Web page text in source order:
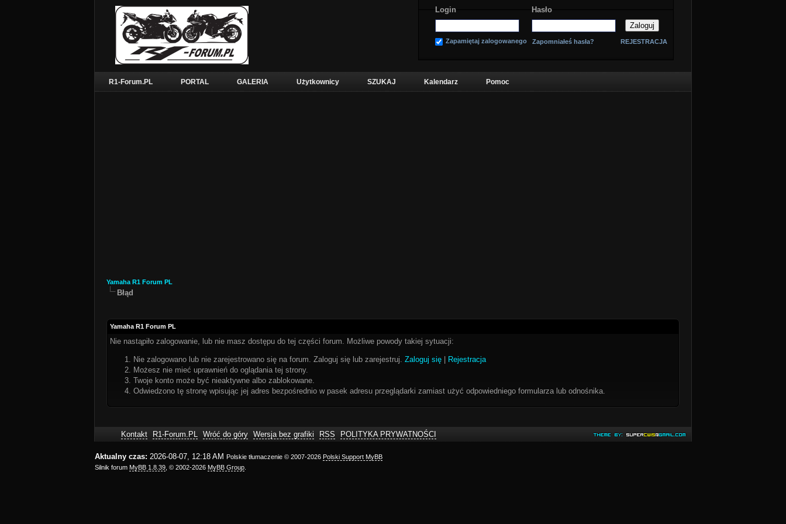
Login Hasło
Zapamiętaj zalogowanego Zapomniałeś hasła? REJESTRACJA
R1-Forum.PL PORTAL GALERIA Użytkownicy SZUKAJ Kalendarz Pomoc
Yamaha R1 Forum PL
Błąd
Yamaha R1 Forum PL
Nie nastąpiło zalogowanie, lub nie masz dostępu do tej części forum. Możliwe powody takiej sytuacji:
Nie zalogowano lub nie zarejestrowano się na forum. Zaloguj się lub zarejestruj. Zaloguj się
Rejestracja
Możesz nie mieć uprawnień do oglądania tej strony.
Twoje konto może być nieaktywne albo zablokowane.
Odwiedzono tę stronę wpisując jej adres bezpośrednio w pasek adresu przeglądarki zamiast użyć odpowiedniego formularza lub odnośnika.
Kontakt R1-Forum.PL Wróć do góry Wersja bez grafiki RSS POLITYKA PRYWATNOŚCI
Aktualny czas: 2026-08-07, 12:18 AM Polskie tłumaczenie © 2007-2026 Polski Support MyBB
Silnik forum MyBB 1.8.39 , © 2002-2026 MyBB Group